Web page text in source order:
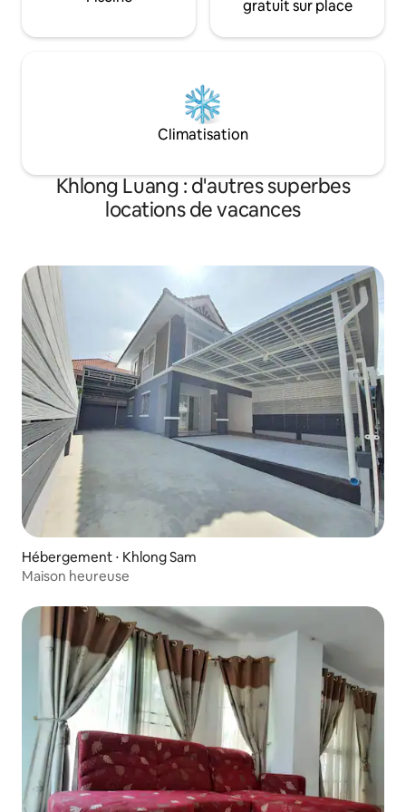
gratuit sur place
Climatisation
Khlong Luang : d'autres superbes
locations de vacances
Hébergement ⋅ Khlong Sam
Maison heureuse